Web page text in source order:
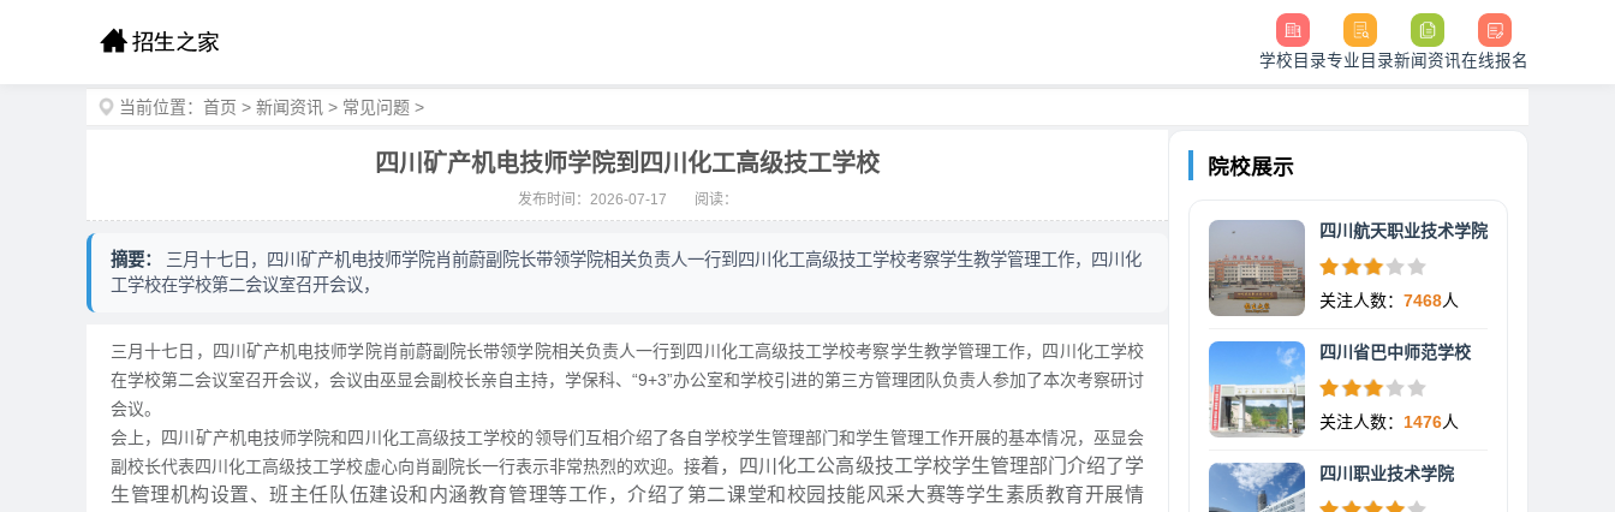
学校目录专业目录新闻资讯在线报名
当前位置： 首页 > 新闻资讯 > 常见问题 >
四川矿产机电技师学院到四川化工高级技工学校
发布时间：2026-07-17 阅读：
摘要：
三月十七日，四川矿产机电技师学院肖前蔚副院长带领学院相关负责人一行到四川化工高级技工学校考察学生教学管理工作，四川化
工学校在学校第二会议室召开会议，
三月十七日，四川矿产机电技师学院肖前蔚副院长带领学院相关负责人一行到四川化工高级技工学校考察学生教学管理工作，四川化工学校
在学校第二会议室召开会议，会议由巫显会副校长亲自主持，学保科、“9+3”办公室和学校引进的第三方管理团队负责人参加了本次考察研讨
会议。
会上，四川矿产机电技师学院和四川化工高级技工学校的领导们互相介绍了各自学校学生管理部门和学生管理工作开展的基本情况，巫显会
副校长代表四川化工高级技工学校虚心向肖副院长一行表示非常热烈的欢迎。接着，四川化工公高级技工学校学生管理部门介绍了学
生管理机构设置、班主任队伍建设和内涵教育管理等工作，介绍了第二课堂和校园技能风采大赛等学生素质教育开展情
院校展示
四川航天职业技术学院
关注人数： 7468人
四川省巴中师范学校
关注人数： 1476人
四川职业技术学院